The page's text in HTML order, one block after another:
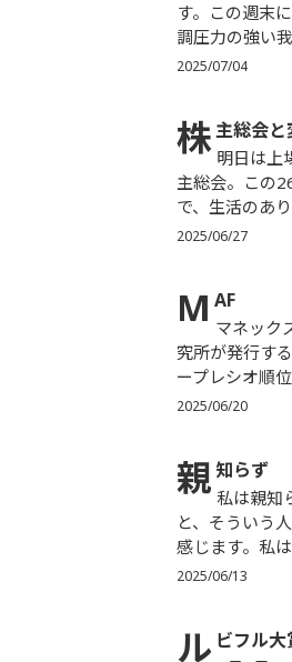
す。この週末
調圧力の強い
2025/07/04
株主総会と
明日は上場企業としてのマネックス（旧マネックス証券と現マネックスグループ）にとって26回目の株
主総会。この
で、生活のあ
2025/06/27
M AF
マネックス・アクティビスト・ファンド（MAF）の運用成績が引き続き好調です。株式会社野村総合研
究所が発行す
ープレシオ順
2025/06/20
親 知らず
私は親知らずが4本生えています。それも、きれいに真っ直ぐ、普通に生えています。ネットで調べる
と、そういう
感じます。私
2025/06/13
ル ビフル